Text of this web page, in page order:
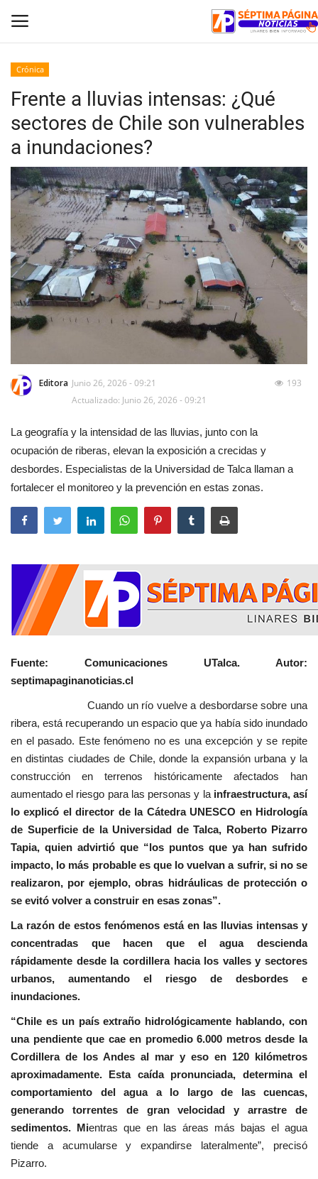
Inicio
Crónica
Policial
Tribunales
Deporte
Política
Espectáculos
Crónica
Frente a lluvias intensas: ¿Qué
sectores de Chile son vulnerables
a inundaciones?
Editora Junio 26, 2026 - 09:21
Actualizado: Junio 26, 2026 - 09:21
193
La geografía y la intensidad de las lluvias, junto con la
ocupación de riberas, elevan la exposición a crecidas y
desbordes. Especialistas de la Universidad de Talca llaman a
fortalecer el monitoreo y la prevención en estas zonas.
Fuente: Comunicaciones UTalca. Autor:
septimapaginanoticias.cl
Cuando un río vuelve a desbordarse sobre una
ribera, está recuperando un espacio que ya había sido inundado
en el pasado. Este fenómeno no es una excepción y se repite
en distintas ciudades de Chile, donde la expansión urbana y la
construcción en terrenos históricamente afectados han
aumentado el riesgo para las personas y lainfraestructura, así
lo explicó el director de la Cátedra UNESCO en Hidrología
de Superficie de la Universidad de Talca, Roberto Pizarro
Tapia, quien advirtió que “los puntos que ya han sufrido
impacto, lo más probable es que lo vuelvan a sufrir, si no se
realizaron, por ejemplo, obras hidráulicas de protección o
se evitó volver a construir en esas zonas”.
La razón de estos fenómenos está en las lluvias intensas y
concentradas que hacen que el agua descienda
rápidamente desde la cordillera hacia los valles y sectores
urbanos, aumentando el riesgo de desbordes e
inundaciones.
“Chile es un país extraño hidrológicamente hablando, con
una pendiente que cae en promedio 6.000 metros desde la
Cordillera de los Andes al mar y eso en 120 kilómetros
aproximadamente. Esta caída pronunciada, determina el
comportamiento del agua a lo largo de las cuencas,
generando torrentes de gran velocidad y arrastre de
sedimentos. Mientras que en las áreas más bajas el agua
tiende a acumularse y expandirse lateralmente”, precisó
Pizarro.